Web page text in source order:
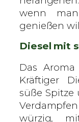
wenn
genießen
Diesel mit
Das
Kräftiger
süße Spitze
würzig,